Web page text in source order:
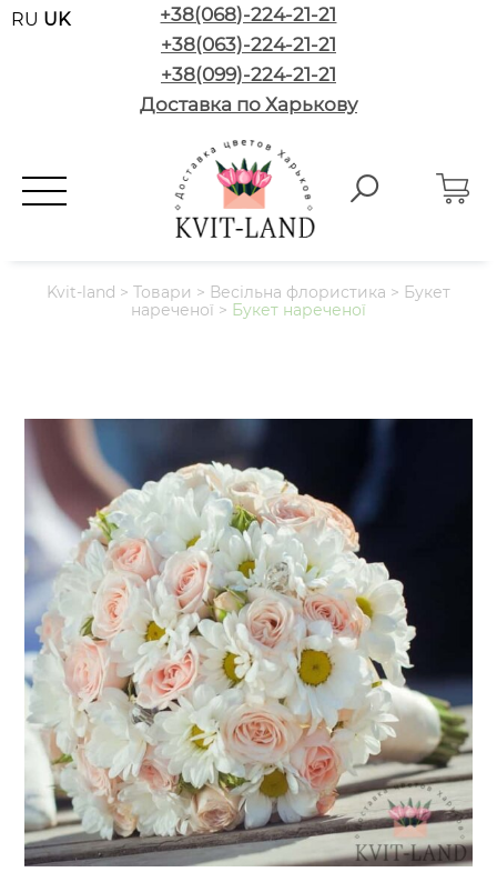
RU UK
+38(068)-224-21-21
+38(063)-224-21-21
+38(099)-224-21-21
Доставка по Харькову
Kvit-land > Товари > Весільна флористика > Букет
нареченої > Букет нареченої